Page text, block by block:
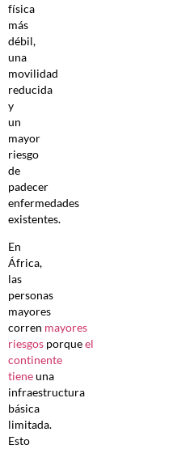
física
más
débil,
una
movilidad
reducida
y
un
mayor
riesgo
de
padecer
enfermedades
existentes.
En
África,
las
personas
mayores
corren mayores
riesgos porqueel
continente
tieneuna
infraestructura
básica
limitada.
Esto